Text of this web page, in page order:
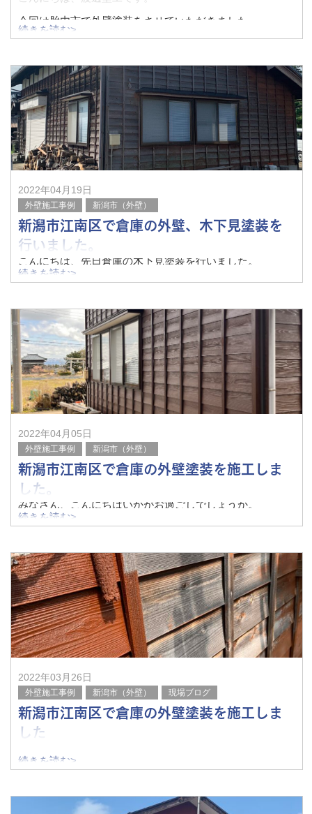
今回は胎内市で外壁塗装をさせていただきました。
塗装工事は渡辺塗工にお任せ下さい。
続きを読む>
2022年04月19日
外壁施工事例 新潟市（外壁）
新潟市江南区で倉庫の外壁、木下見塗装を
行いました。
こんにちは、先日倉庫の木下見塗装を行いました。
経年劣化で傷んだ木下見が木目を生かして綺麗に仕上がり
before
続きを読む>
2022年04月05日
外壁施工事例 新潟市（外壁）
新潟市江南区で倉庫の外壁塗装を施工しま
した。
みなさん、こんにちはいかがお過ごしでしょうか。
新潟市も気温が上がり過ごしやすい季節になりましたね。
先日、倉庫の外壁、木下見塗装の上塗りをしてきました。
中塗り後
上塗り後
続きを読む>
2022年03月26日
外壁施工事例 新潟市（外壁） 現場ブログ
新潟市江南区で倉庫の外壁塗装を施工しま
した
こんにちは！
みなさん、いかがお過ごしでしょうか。
続きを読む>